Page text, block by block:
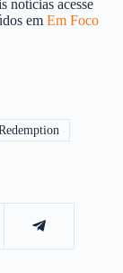
notícias acesse
em Em Foco